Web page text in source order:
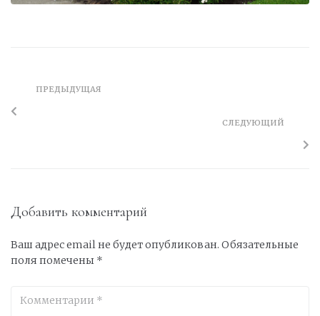
ПРЕДЫДУЩАЯ
СЛЕДУЮЩИЙ
Добавить комментарий
Ваш адрес email не будет опубликован. Обязательные
поля помечены *